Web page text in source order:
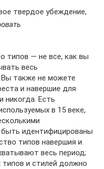
твердое убеждение,
типов — не все, как вы
весь
также не можете
и навершие для
никогда. Есть
в 15 веке,
идентифицированы
типов навершия и
весь период;
типов и стилей должно